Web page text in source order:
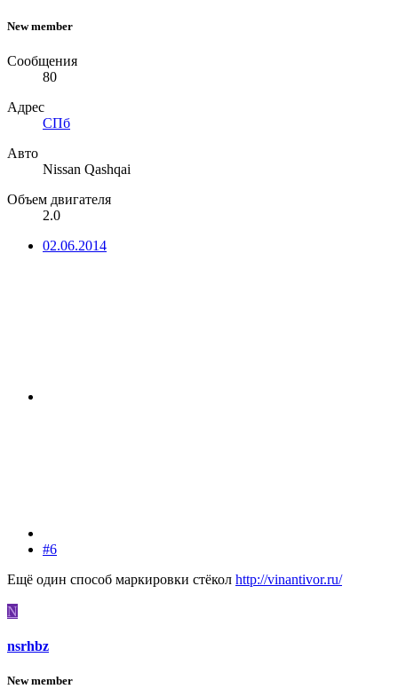
New member
Сообщения
80
Адрес
СПб
Авто
Nissan Qashqai
Объем двигателя
2.0
02.06.2014
#6
Ещё один способ маркировки стёкол http://vinantivor.ru/
N
nsrhbz
New member